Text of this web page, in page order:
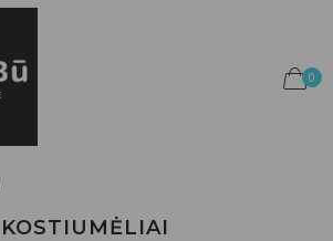
0
KOSTIUMĖLIAI